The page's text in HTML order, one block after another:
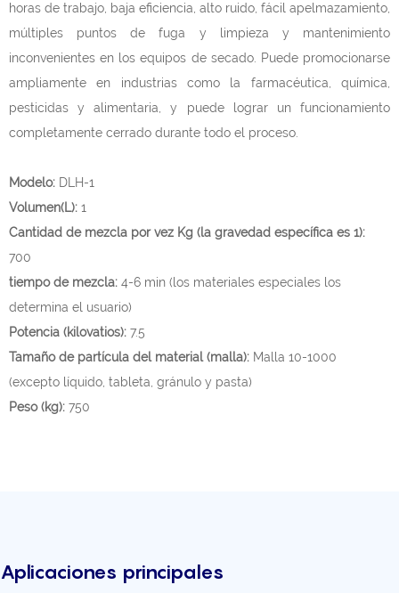
horas de trabajo, baja eficiencia, alto ruido, fácil apelmazamiento,
múltiples puntos de fuga y limpieza y mantenimiento
inconvenientes en los equipos de secado. Puede promocionarse
ampliamente en industrias como la farmacéutica, química,
pesticidas y alimentaria, y puede lograr un funcionamiento
completamente cerrado durante todo el proceso.
Modelo: DLH-1
Volumen(L): 1
Cantidad de mezcla por vez Kg (la gravedad específica es 1):
700
tiempo de mezcla: 4-6 min (los materiales especiales los
determina el usuario)
Potencia (kilovatios): 7.5
Tamaño de partícula del material (malla): Malla 10-1000
(excepto líquido, tableta, gránulo y pasta)
Peso (kg): 750
Aplicaciones principales